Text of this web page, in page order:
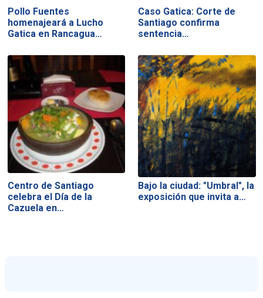
Pollo Fuentes
homenajeará a Lucho
Gatica en Rancagua…
Caso Gatica: Corte de
Santiago confirma
sentencia…
Centro de Santiago
celebra el Día de la
Cazuela en…
Bajo la ciudad: "Umbral", la
exposición que invita a…